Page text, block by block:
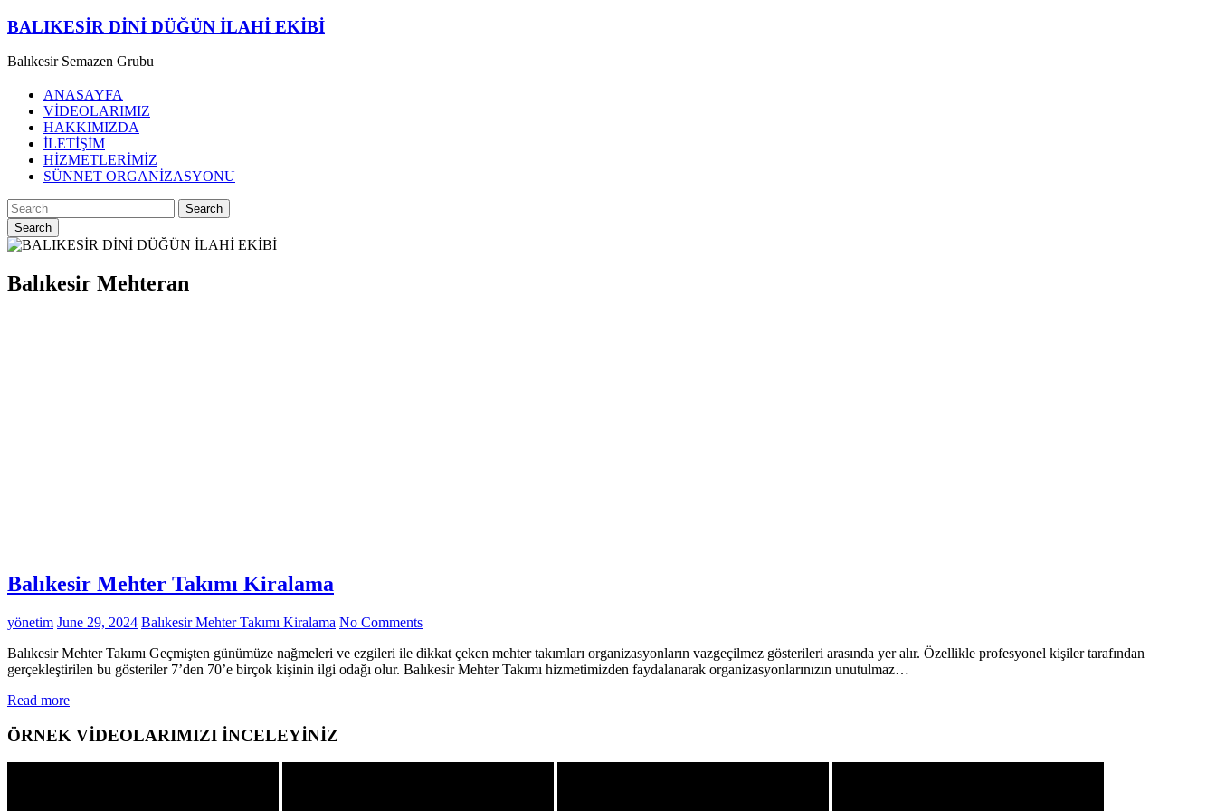
Skip
content
BALIKESİR DİNİ DÜĞÜN İLAHİ EKİBİ
Balıkesir Semazen Grubu
ANASAYFA
VİDEOLARIMIZ
HAKKIMIZDA
İLETİŞİM
HİZMETLERİMİZ
SÜNNET ORGANİZASYONU
Search
Balıkesir Mehteran
Balıkesir Mehter Takımı Kiralama
yönetim June 29, 2024 Balıkesir Mehter Takımı Kiralama No Comments
Balıkesir Mehter Takımı Geçmişten günümüze nağmeleri ve ezgileri ile dikkat çeken mehter takımları organizasyonların vazgeçilmez gösterileri arasında yer alır. Özellikle profesyonel kişiler tarafından
gerçekleştirilen bu gösteriler 7’den 70’e birçok kişinin ilgi odağı olur. Balıkesir Mehter Takımı hizmetimizden faydalanarak organizasyonlarınızın unutulmaz…
Read more
ÖRNEK VİDEOLARIMIZI İNCELEYİNİZ